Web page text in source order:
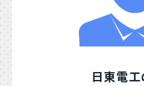
日東電